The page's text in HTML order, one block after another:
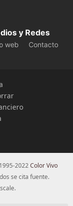
y Redes
web
Contacto
2022Color Vivo
se cita fuente.